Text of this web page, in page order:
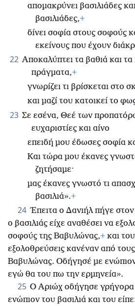
απομακρύνει βασιλιάδες
βασιλιάδες,+
δίνει σοφία στους σοφούς
εκείνους που έχουν
22 Αποκαλύπτει τα βαθιά και
πράγματα,+
γνωρίζει τι βρίσκεται στο
και μαζί του κατοικεί το
23 Σε εσένα, Θεέ των
ευχαριστίες και αίνο
επειδή μου έδωσες σοφία
Και τώρα μου έκανες
ζητήσαμε·
μας έκανες γνωστό τι
βασιλιά».+
24 Έπειτα ο Δανιήλ πήγε
ο βασιλιάς είχε αναθέσει να
σοφούς της Βαβυλώνας,+ και
εξολοθρεύσεις κανέναν από
Βαβυλώνας. Οδήγησέ με ενώπιον
εγώ θα του πω την ερμηνεία».
25 Ο Αριώχ οδήγησε γρήγορα
ενώπιον του βασιλιά και του